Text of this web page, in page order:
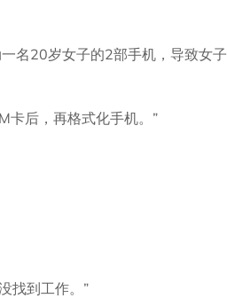
名20岁女子的2部手机，导致女子
卡后，再格式化手机。”
找到工作。”